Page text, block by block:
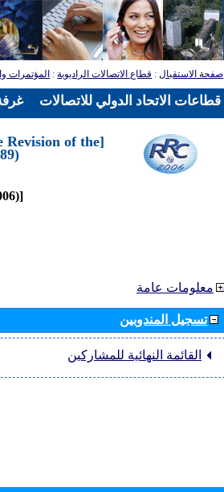
صفحة الاستقبال: قطاع الاتصالات الراديوية: المؤتمرات
Revision of the
[(Geneva, Switzerland, 15 May-16 June 2006)]
معلومات عامة
تسجيل المندوبين
القائمة النهائية للمشاركين
قطاعات الاتحاد الدولي للاتصالات